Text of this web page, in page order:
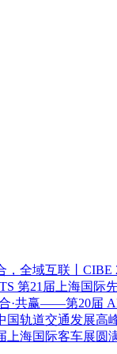
，全域互联丨
第21届上海国
·共赢——第20届
国轨道交通发展高
上海国际客车展圆